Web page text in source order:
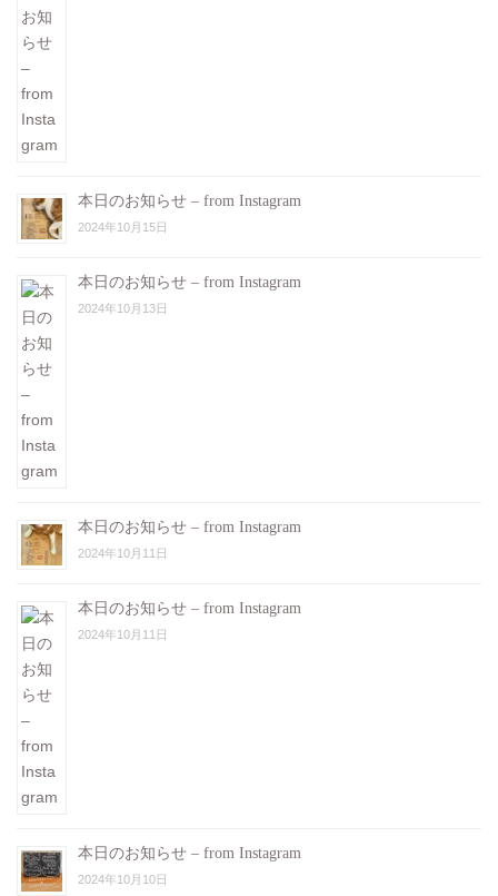
本日のお知らせ – from Instagram
2024年10月15日
本日のお知らせ – from Instagram
2024年10月13日
本日のお知らせ – from Instagram
2024年10月11日
本日のお知らせ – from Instagram
2024年10月11日
本日のお知らせ – from Instagram
2024年10月10日